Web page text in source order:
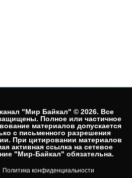
"Мир Байкал" © 2026. Все
Полное или частичное
материалов допускается
с письменного разрешения
При цитировании материалов
активная ссылка на сетевое
"Мир-Байкал" обязательна.​
Политика конфиденциальности